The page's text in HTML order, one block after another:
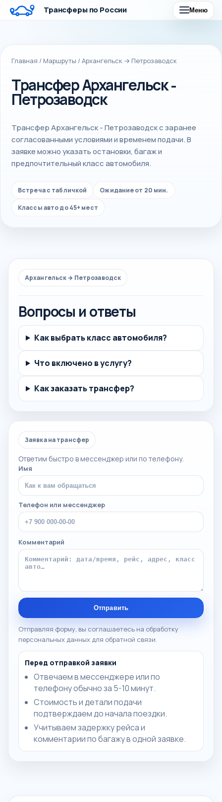
Трансферы по России Меню
Главная / Маршруты / Архангельск → Петрозаводск
Трансфер Архангельск -
Петрозаводск
Трансфер Архангельск - Петрозаводск с заранее
согласованными условиями и временем подачи. В
заявке можно указать остановки, багаж и
предпочтительный класс автомобиля.
Встреча с табличкой Ожидание от 20 мин.
Классы авто до 45+ мест
Архангельск → Петрозаводск
Вопросы и ответы
Как выбрать класс автомобиля?
Что включено в услугу?
Как заказать трансфер?
Заявка на трансфер
Ответим быстро в мессенджер или по телефону.
Имя
Телефон или мессенджер
Комментарий
Отправить
Отправляя форму, вы соглашаетесь на обработку
персональных данных для обратной связи.
Перед отправкой заявки
Отвечаем в мессенджере или по
телефону обычно за 5-10 минут.
Стоимость и детали подачи
подтверждаем до начала поездки.
Учитываем задержку рейса и
комментарии по багажу в одной заявке.